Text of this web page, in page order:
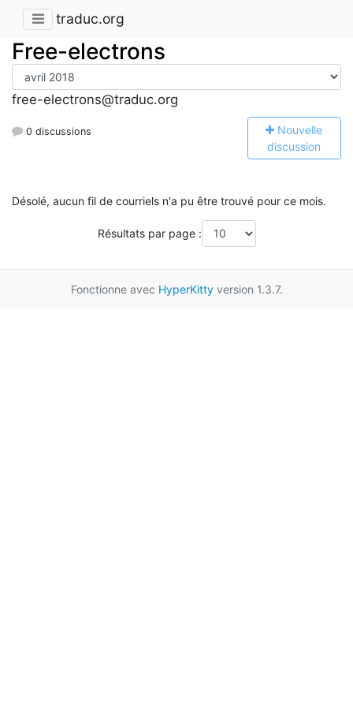
traduc.org
Free-electrons
free-electrons@traduc.org
0 discussions Nouvelle
discussion
Désolé, aucun fil de courriels n'a pu être trouvé pour ce mois.
Résultats par page :
Fonctionne avec HyperKittyversion 1.3.7.